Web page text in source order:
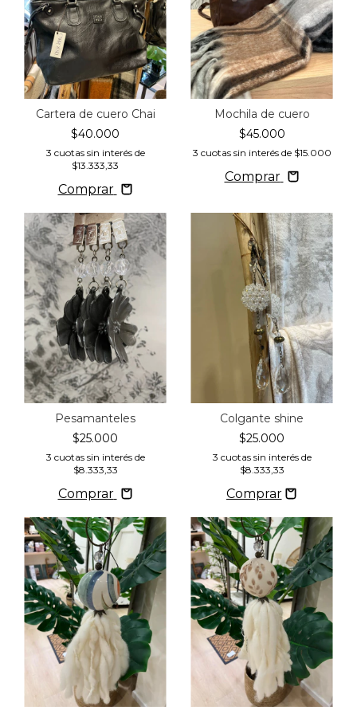
Cartera de cuero Chai
$40.000
3 cuotas sin interés de
$13.333,33
Comprar
Mochila de cuero
$45.000
3 cuotas sin interés de $15.000
Comprar
Pesamanteles
$25.000
3 cuotas sin interés de
$8.333,33
Comprar
Colgante shine
$25.000
3 cuotas sin interés de
$8.333,33